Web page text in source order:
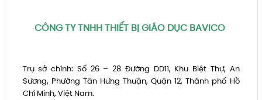
CÔNG TY TNHH THIẾT BỊ GIÁO DỤC BAVICO
Trụ sở chính: Số 26 – 28 Đường DD11, Khu Biệt Thự, An
Sương, Phường Tân Hưng Thuận, Quận 12, Thành phố Hồ
Chí Minh, Việt Nam.